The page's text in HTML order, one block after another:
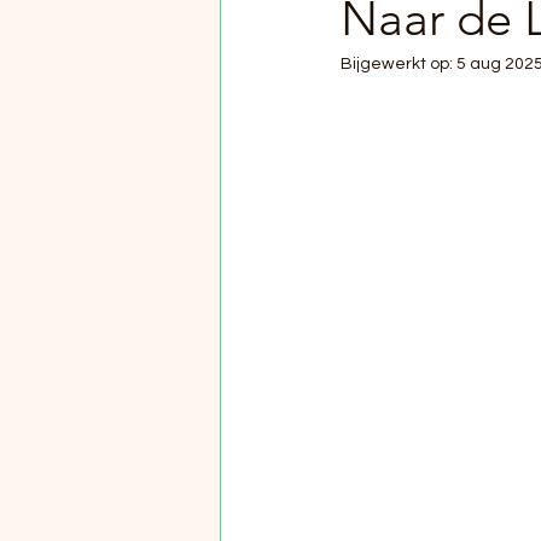
Naar de
Bijgewerkt op: 5 aug 2025